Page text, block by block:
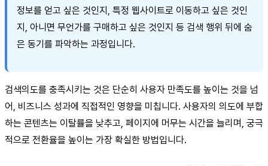
정보를 얻고 싶은 것인지, 특정 웹사이트로 이동하고 싶은 것인
지, 아니면 무언가를 구매하고 싶은 것인지 등 검색 행위 뒤에 숨
은 동기를 파악하는 과정입니다.
검색의도를 충족시키는 것은 단순히 사용자 만족도를 높이는 것을 넘
어, 비즈니스 성과에 직접적인 영향을 미칩니다. 사용자의 의도에 부합
하는 콘텐츠는 이탈률을 낮추고, 페이지에 머무는 시간을 늘리며, 궁극
적으로 전환율을 높이는 가장 확실한 방법입니다.